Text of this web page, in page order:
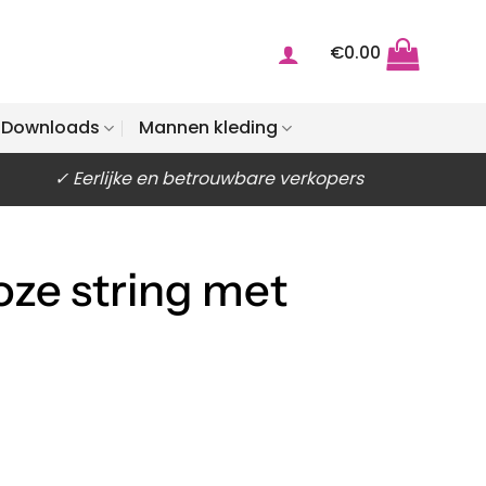
€0.00
Downloads Mannen kleding
✓ Eerlijke en betrouwbare verkopers
string met